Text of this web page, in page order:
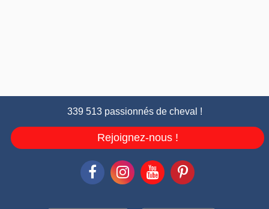
339 513 passionnés de cheval !
Rejoignez-nous !